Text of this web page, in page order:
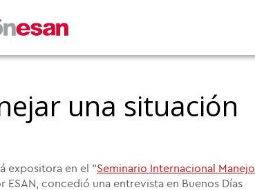
una situación
expositora en el "Seminario Internacional Manejo
ESAN, concedió una entrevista en Buenos Días